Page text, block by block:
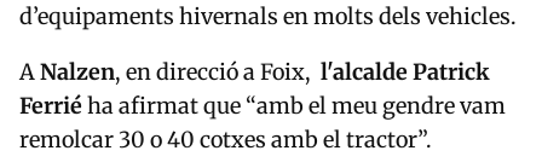
d’equipaments hivernals en molts dels vehicles.
ANalzen, en direcció a Foix, l'alcalde Patrick
Ferriéha afirmat que “amb el meu gendre vam
remolcar 30 o 40 cotxes amb el tractor”.